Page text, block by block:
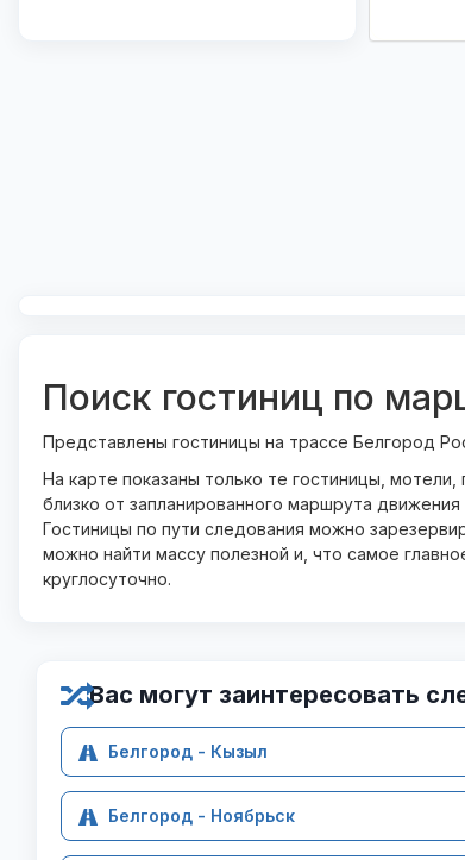
Поиск гостиниц по
Представлены гостиницы на трассе Белгород
На карте показаны только те гостиницы,
близко от запланированного маршрута
Гостиницы по пути следования можно
можно найти массу полезной и, что самое
круглосуточно.
Вас могут заинтересовать
Белгород - Кызыл
Белгород - Ноябрьск